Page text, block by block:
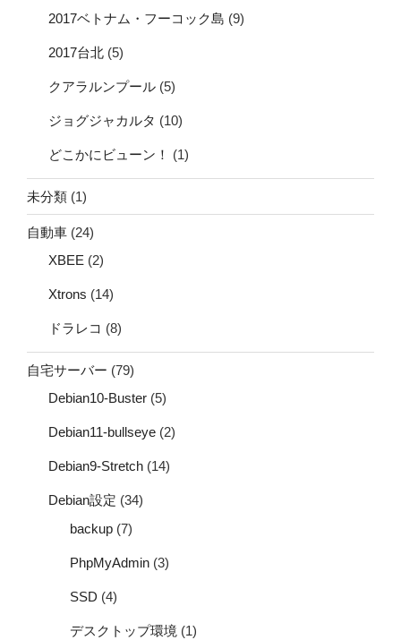
2017ベトナム・フーコック島 (9)
2017台北 (5)
クアラルンプール (5)
ジョグジャカルタ (10)
どこかにビューン！ (1)
未分類 (1)
自動車 (24)
XBEE (2)
Xtrons (14)
ドラレコ (8)
自宅サーバー (79)
Debian10-Buster (5)
Debian11-bullseye (2)
Debian9-Stretch (14)
Debian設定 (34)
backup (7)
PhpMyAdmin (3)
SSD (4)
デスクトップ環境 (1)